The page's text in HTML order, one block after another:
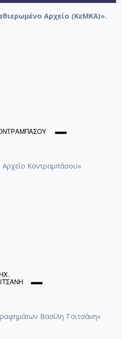
As-MTH-003-Sc-010-087-
As-MTH-003-Sc-010-088-
GR-As-MTH-003-Sc-011-
GR-As-MTH-003-Sc-011-
GR-As-MTH-003-Sc-011-
Pour Rallou Manou -
GR-As-MTH-003-Sc-012-099-Το
As-MTH-003-Sc-012-100-Έξη
As-MTH-003-Sc-012-101-Petite
As-MTH-003-Sc-013-102-Πρώτη
As-MTH-003-Sc-013-105-
Αρχείο (ΚεΜΚΑ)».
Κοντραμπάσου»
Βασίλη Τσιτσάνη»